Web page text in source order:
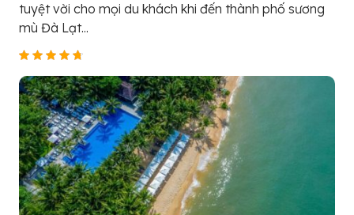
tuyệt vời cho mọi du khách khi đến thành phố sương
mù Đà Lạt...